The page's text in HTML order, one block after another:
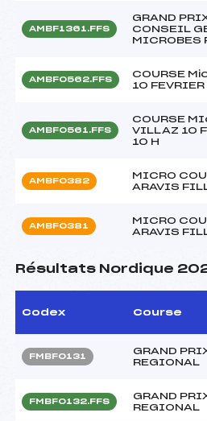
AMBF1361.FFS
GRAND
CONSEIL
MICROBES
AMBF0562.FFS
COURSE
10
AMBF0561.FFS
COURSE
VILLAZ 10
10 H
AMBF0382
MICRO
ARAVIS
AMBF0381
MICRO
ARAVIS
Résultats Nordique
Codex Course
FMBF0131
GRAND
REGIONAL
FMBF0132.FFS
GRAND
REGIONAL